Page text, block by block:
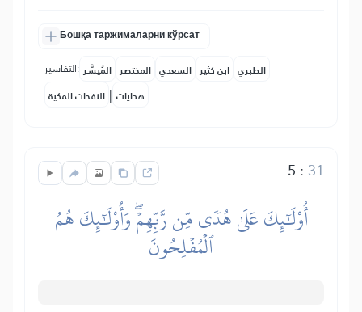
Бошқа таржималарни кўрсат
التفاسير: المُيسَّر المختصر السعدي ابن كثير الطبري
النفحات المكية | هدايات
5 : 31
أُوْلَٰٓئِكَ عَلَىٰ هُدٗى مِّن رَّبِّهِمۡۖ وَأُوْلَٰٓئِكَ هُمُ
ٱلۡمُفۡلِحُونَ